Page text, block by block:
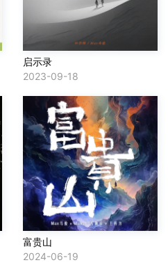
启示录
2023-09-18
富贵山
2024-06-19